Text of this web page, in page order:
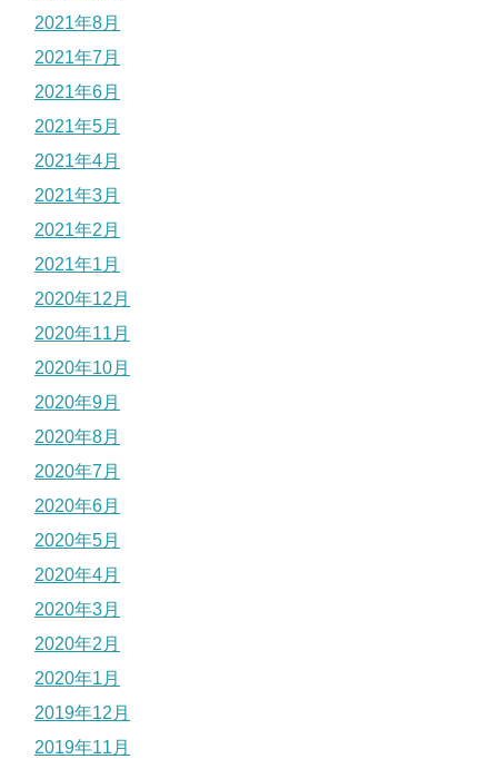
2021年8月
2021年7月
2021年6月
2021年5月
2021年4月
2021年3月
2021年2月
2021年1月
2020年12月
2020年11月
2020年10月
2020年9月
2020年8月
2020年7月
2020年6月
2020年5月
2020年4月
2020年3月
2020年2月
2020年1月
2019年12月
2019年11月